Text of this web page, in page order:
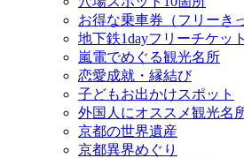
お得な乗車券（フリーき
地下鉄1dayフリーチケット
嵐電でめぐる観光名所
恋愛成就・縁結び
子どもお出かけスポット
外国人にオススメ観光名
京都の世界遺産
京都異界めぐり